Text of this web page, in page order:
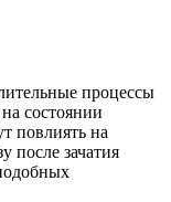
процессы
состоянии
повлиять на
после зачатия